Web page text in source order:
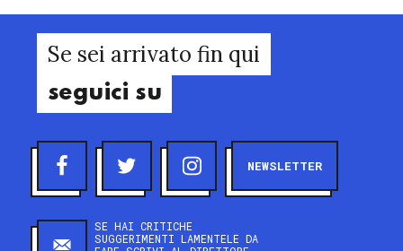
Se sei arrivato fin qui
seguici su
NEWSLETTER
SE HAI CRITICHE
SUGGERIMENTI LAMENTELE DA